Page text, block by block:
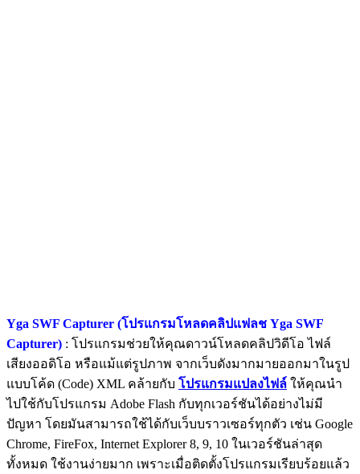
Yga SWF Capturer (โปรแกรมโหลดคลิปแฟลช Yga SWF
Capturer) : โปรแกรมช่วยให้คุณดาวน์โหลดคลิปวิดีโอ ไฟล์
เสียงออดิโอ หรือแม้แต่รูปภาพ จากเว็บดังมากมายออกมาในรูป
แบบโค้ด (Code) XML คล้ายกับ โปรแกรมแปลงไฟล์ ให้คุณนำ
ไปใช้กับโปรแกรม Adobe Flash กับทุกเวอร์ชันได้อย่างไม่มี
ปัญหา โดยมันสามารถใช้ได้กับเว็บบราวเซอร์ทุกตัว เช่น Google
Chrome, FireFox, Internet Explorer 8, 9, 10 ในเวอร์ชันล่าสุด
ทั้งหมด ใช้งานง่ายมาก เพราะเมื่อติดตั้งโปรแกรมเรียบร้อยแล้ว